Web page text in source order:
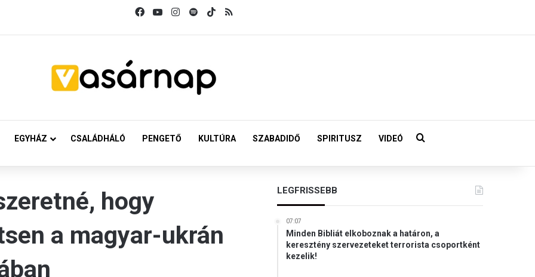
FacebookYouTubeInstagram
SpotifyTikTok
EGYHÁZ CSALÁDHÁLÓ PENGETŐ KULTÚRA SZABADIDŐ SPIRITUSZ VIDEÓ Keresés:
hogy
a magyar-ukrán
LEGFRISSEBB
07:07
Minden Bibliát elkoboznak a határon, a
keresztény szervezeteket terrorista csoportként
kezelik!